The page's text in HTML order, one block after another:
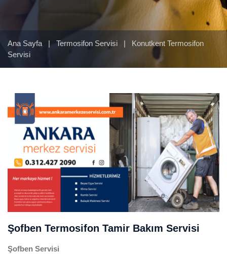
Ana Sayfa | Termosifon Servisi |
Konutkent Termosifon
Servisi
Şofben Termosifon Tamir Bakım Servisi
Şofben Servisi